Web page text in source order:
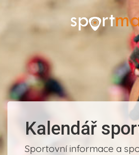
Kalendář
Sportovní informace a